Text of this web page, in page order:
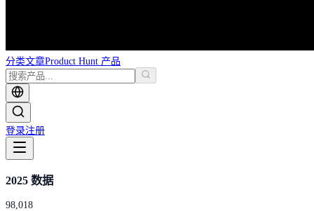
分类文章Product Hunt 产品
登录注册
2025 数据
98,018